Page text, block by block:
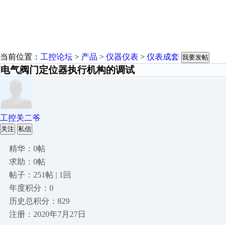
当前位置： 工控论坛 > 产品 > 仪器仪表 > 仪表成套 我要发帖
电气阀门定位器执行机构的调试
工控关二爷
关注 私信
精华：0帖
求助：0帖
帖子：251帖 | 1回
年度积分：0
历史总积分：829
注册：2020年7月27日